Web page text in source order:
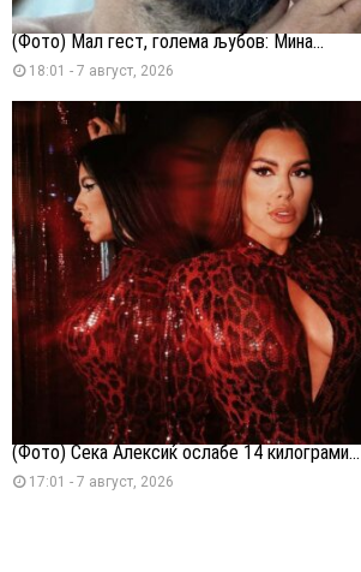
(Фото) Мал гест, голема љубов: Мина...
18:01 - 7 август, 2026
(Фото) Сека Алексиќ ослабе 14 килограми...
17:01 - 7 август, 2026